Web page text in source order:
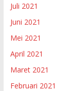
Juli 2021
Juni 2021
Mei 2021
April 2021
Maret 2021
Februari 2021